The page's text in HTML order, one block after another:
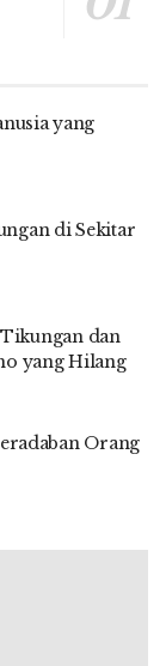
yang
di Sekitar
dan
yang Hilang
Orang